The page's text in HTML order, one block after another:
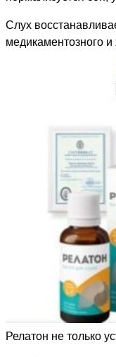
Слух
медикаментозного и
Релатон не только